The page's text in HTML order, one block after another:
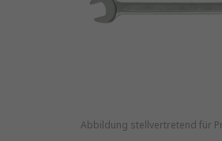
Abbildung stellvertretend für